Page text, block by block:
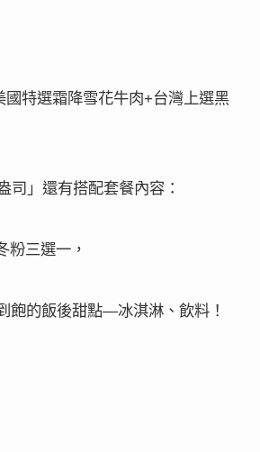
國特選霜降雪花牛肉+台灣上選黑
司」還有搭配套餐內容：
粉三選一，
飽的飯後甜點—冰淇淋、飲料！